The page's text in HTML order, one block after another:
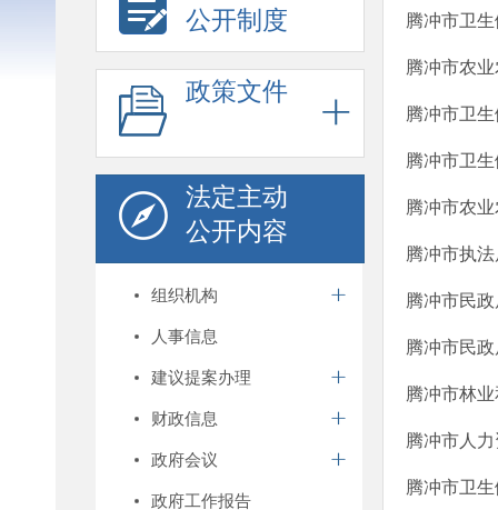
公开制度
政策文件
法定主动
公开内容
组织机构
人事信息
建议提案办理
财政信息
政府会议
政府工作报告
腾冲市卫
腾冲市农
腾冲市卫
腾冲市卫
腾冲市农
腾冲市执
腾冲市民
腾冲市民
腾冲市林
腾冲市人
腾冲市卫